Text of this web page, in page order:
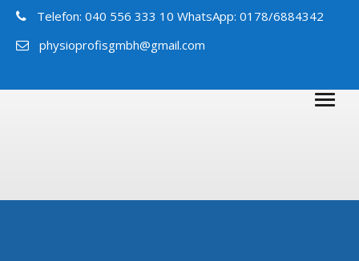
Telefon: 040 556 333 10 WhatsApp: 0178/6884342
physioprofisgmbh@gmail.com